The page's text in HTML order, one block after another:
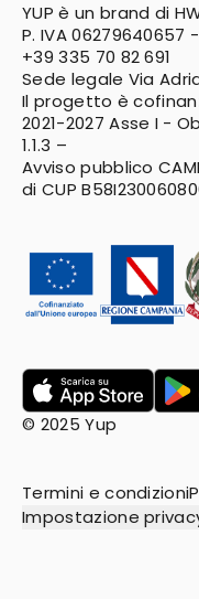
YUP è un brand di
P. IVA 06279640657 -
+39 335 70 82 691
Sede legale Via
Il progetto è
2021-2027 Asse I -
1.1.3 –
Avviso pubblico
di CUP
© 2025 Yup
Termini e condizioni
Impostazione